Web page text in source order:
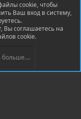
XenForo Ltd.
cookie, чтобы
Ваш вход в систему,
Вы соглашаетесь на
cookie.
больше....